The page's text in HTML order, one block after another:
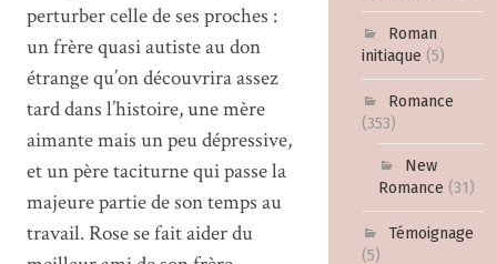
Roman
initiaque (5)
Romance
(353)
New
Romance (31)
Témoignage
(5)
perturber celle de ses proches :
un frère quasi autiste au don
étrange qu’on découvrira assez
tard dans l’histoire, une mère
aimante mais un peu dépressive,
et un père taciturne qui passe la
majeure partie de son temps au
travail. Rose se fait aider du